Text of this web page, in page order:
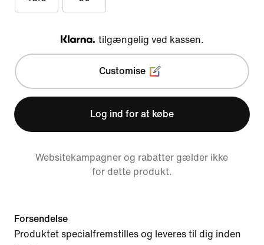
Klarna
tilgængelig ved kassen.
Customise
Log ind for at købe
Websitekampagner og rabatter gælder ikke
for dette produkt.
Forsendelse
Produktet specialfremstilles og leveres til dig inden